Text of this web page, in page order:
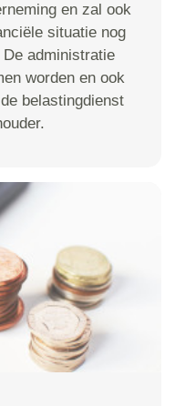
en zal ook
situatie nog
administratie
worden en ook
belastingdienst